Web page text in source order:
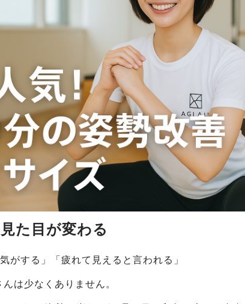
た目が変わる
がする」「疲れて見えると言われる」
は少なくありません。